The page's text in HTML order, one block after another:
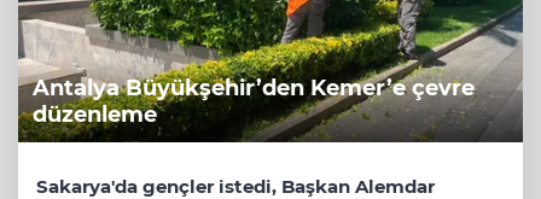
Antalya Büyükşehir’den Kemer’e çevre
düzenleme
Sakarya'da gençler istedi, Başkan Alemdar